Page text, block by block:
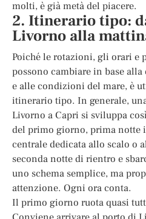
molti, è già metà del piacere.
2. Itinerario tipo:
Livorno alla
Poiché le rotazioni, gli orari e
possono cambiare in base
e alle condizioni del mare, è
itinerario tipo. In generale,
Livorno a Capri si sviluppa
del primo giorno, prima notte
centrale dedicata allo scalo o
seconda notte di rientro e
uno schema semplice, ma
attenzione. Ogni ora conta.
Il primo giorno ruota quasi